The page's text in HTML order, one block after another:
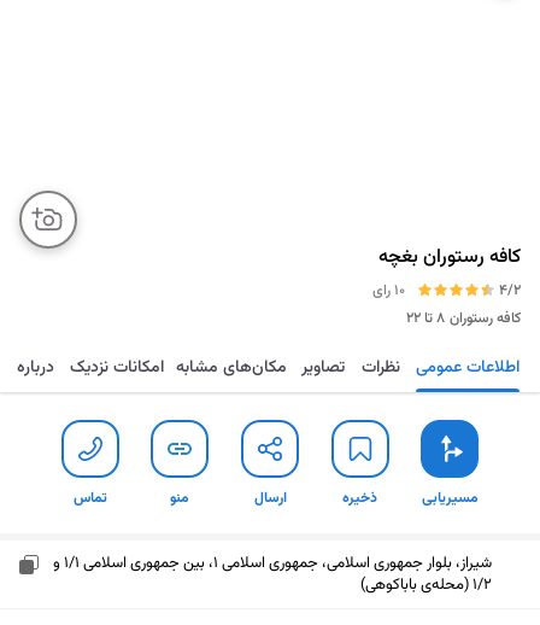
کافه رستوران بغچه
4/2
10 رای
کافه رستوران ۸ تا ۲۲
مسیریابی ذخیره ارسال منو تماس اطلاعات عمومی نظرات تصاویر مکان‌های مشابه امکانات نزدیک درباره
مسیریابی ذخیره ارسال منو تماس
شیراز، بلوار جمهوری اسلامی، جمهوری اسلامی 1، بین جمهوری اسلامی 1/1 و
1/2 (محله‌ی باباکوهی)